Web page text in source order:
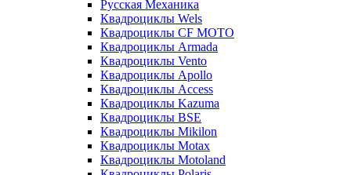
Русская Механика
Квадроциклы Wels
Квадроциклы CF MOTO
Квадроциклы Armada
Квадроциклы Vento
Квадроциклы Apollo
Квадроциклы Access
Квадроциклы Kazuma
Квадроциклы BSE
Квадроциклы Mikilon
Квадроциклы Motax
Квадроциклы Motoland